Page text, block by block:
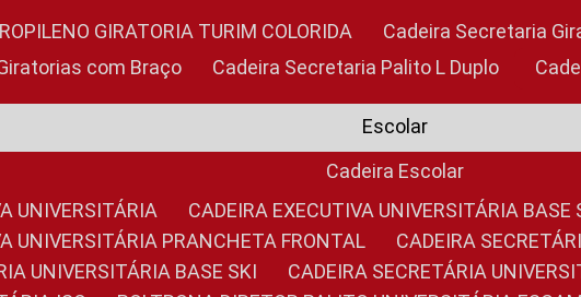
GIRATORIA TURIM COLORIDA
Cadeira Secretaria
com Braço
Cadeira Secretaria Palito L Duplo
Escolar
Cadeira Escolar
UNIVERSITÁRIA
CADEIRA EXECUTIVA UNIVERSITÁRIA BASE
UNIVERSITÁRIA PRANCHETA FRONTAL
CADEIRA
UNIVERSITÁRIA BASE SKI
CADEIRA SECRETÁRIA